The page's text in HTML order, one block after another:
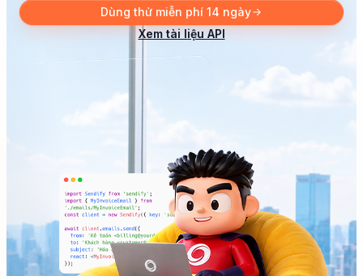
Dùng thử miễn phí 14 ngày
Xem tài liệu API